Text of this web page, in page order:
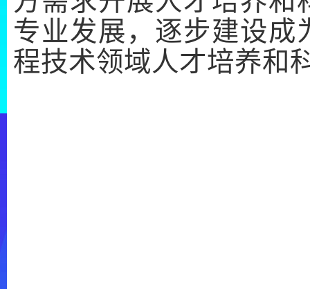
专业发展，逐步建设成
程技术领域人才培养和